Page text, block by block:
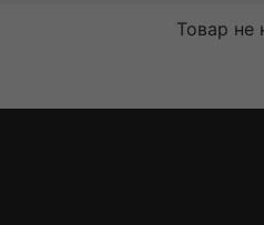
Товар не